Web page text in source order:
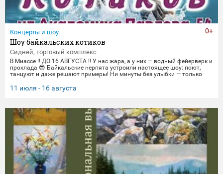
Концерты и шоу
Шоу байкальских котиков
Сидней, торговый комплекс
В Миассе ‼️ ДО 16 АВГУСТА ‼️ У нас жара, а у них — водный фейерверк и
прохлада 😎 Байкальские нерпята устроили настоящее шоу: поют,
танцуют и даже решают примеры! Ни минуты без улыбки — только
позитивом вместе с нами! 🌊 График представлений: Со среды по
пятницу 14:00, 16:00,18:30 Суббота и воскресенье
11 июля - 16 августа
0+